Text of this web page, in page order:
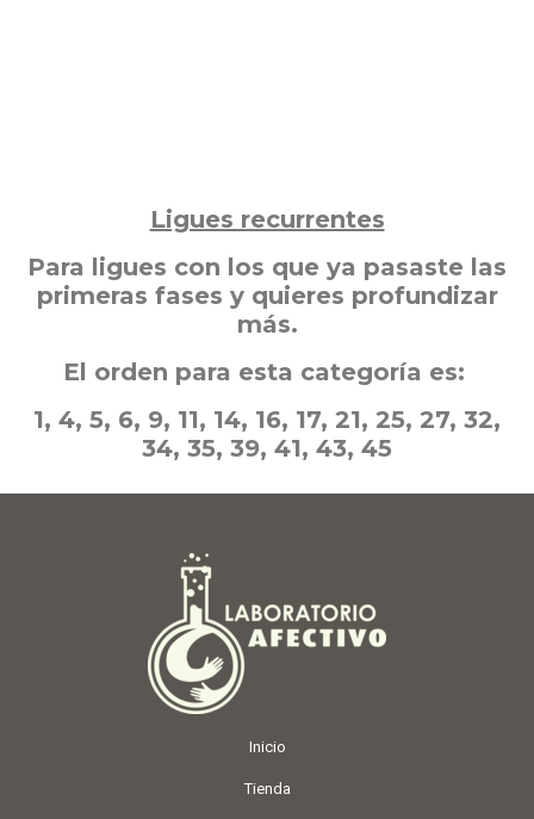
Ligues recurrentes
Para ligues con los que ya pasaste las
primeras fases y quieres profundizar
más.
El orden para esta categoría es:
1, 4, 5, 6, 9, 11, 14, 16, 17, 21, 25, 27, 32,
34, 35, 39, 41, 43, 45
Inicio
Tienda